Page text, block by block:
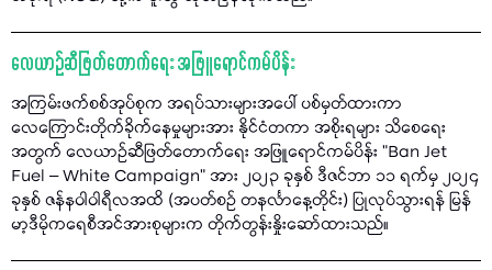
လေယာဉ်ဆီဖြတ်တောက်ရေး အဖြူရောင်ကမ်ပိန်း
အကြမ်းဖက်စစ်အုပ်စုက အရပ်သားများအပေါ် ပစ်မှတ်ထားကာ
လေကြောင်းတိုက်ခိုက်နေမှုများအား နိုင်ငံတကာ အစိုးရများ သိစေရေး
အတွက် လေယာဉ်ဆီဖြတ်တောက်ရေး အဖြူရောင်ကမ်ပိန်း "Ban Jet
Fuel – White Campaign” အား ၂၀၂၃ ခုနှစ် ဒီဇင်ဘာ ၁၁ ရက်မှ ၂၀၂၄
ခုနှစ် ဇန်နဝါဝါရီလအထိ (အပတ်စဉ် တနင်္လာနေ့တိုင်း) ပြုလုပ်သွားရန် မြန်
မာ့ဒီမိုကရေစီအင်အားစုများက တိုက်တွန်းနှိုးဆော်ထားသည်။